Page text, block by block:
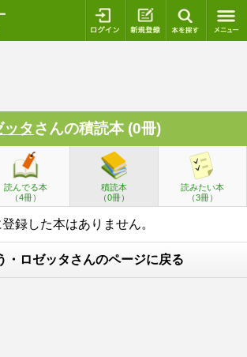
ログイン 新規登録
タさんの積読本 (0冊)
読んでる本
（4冊）
積読本
（0冊）
読みたい本
（3冊）
録した本はありません。
・ロゼッタさんのページに戻る